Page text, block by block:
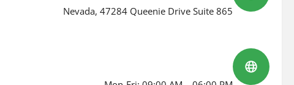
Nevada, 47284 Queenie Drive Suite 865